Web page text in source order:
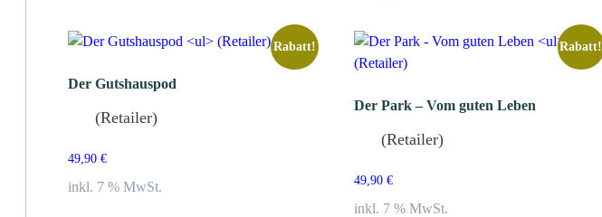
Rabatt!
Der Gutshauspod
(Retailer)
49,90 €
inkl. 7 % MwSt.
Rabatt!
Der Park – Vom guten Leben
(Retailer)
49,90€
inkl. 7 % MwSt.